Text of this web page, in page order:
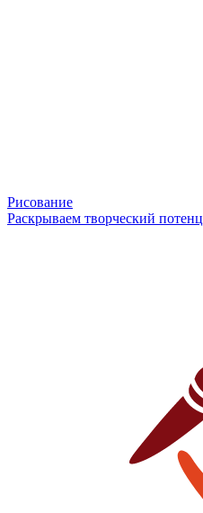
Рисование
Раскрываем творческий